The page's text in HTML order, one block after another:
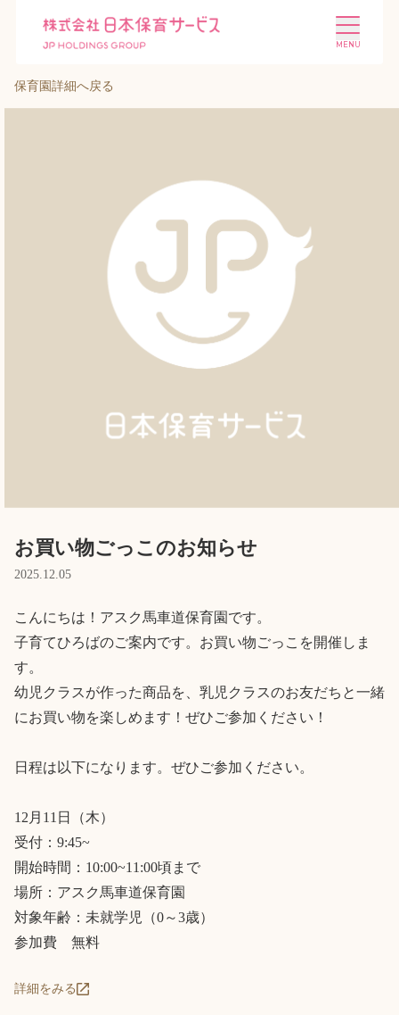
施設を探す 選ばれる理由
会社概要 ニュース
投資家情報 採用情報
Language
プライバシーポリシー
保育園詳細へ戻る
お買い物ごっこのお知らせ
2025.12.05
こんにちは！アスク馬車道保育園です。
子育てひろばのご案内です。お買い物ごっこを開催しま
す。
幼児クラスが作った商品を、乳児クラスのお友だちと一緒
にお買い物を楽しめます！ぜひご参加ください！
日程は以下になります。ぜひご参加ください。
12月11日（木）
受付：9:45~
開始時間：10:00~11:00頃まで
場所：アスク馬車道保育園
対象年齢：未就学児（0～3歳）
参加費　無料
詳細をみる